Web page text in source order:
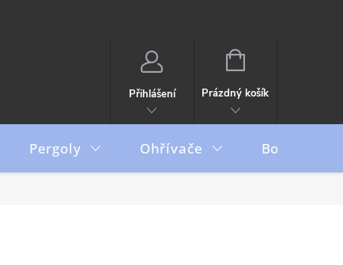
Přihlášení
NÁKUPNÍ
Prázdný košík
Pergoly Ohřívače Boxy